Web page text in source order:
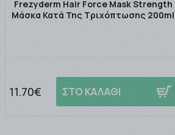
Frezyderm Hair Force Mask Strength
Μάσκα Κατά Της Τριχόπτωσης 200ml
11.70€ ΣΤΟ ΚΑΛΑΘΙ